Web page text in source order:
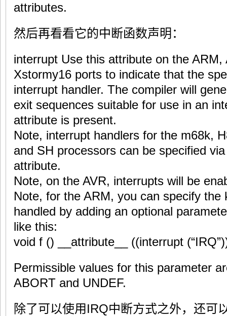
attributes.
然后再看看它的中断函数声明：
interrupt Use this attribute on the
Xstormy16 ports to indicate that the
interrupt handler. The compiler will
exit sequences suitable for use in an
attribute is present.
Note, interrupt handlers for the m68k,
and SH processors can be specified
attribute.
Note, on the AVR, interrupts will be
Note, for the ARM, you can specify the
handled by adding an optional
like this:
void f () __attribute__ ((interrupt
Permissible values for this parameter
ABORT and UNDEF.
除了可以使用IRQ中断方式之外，还可